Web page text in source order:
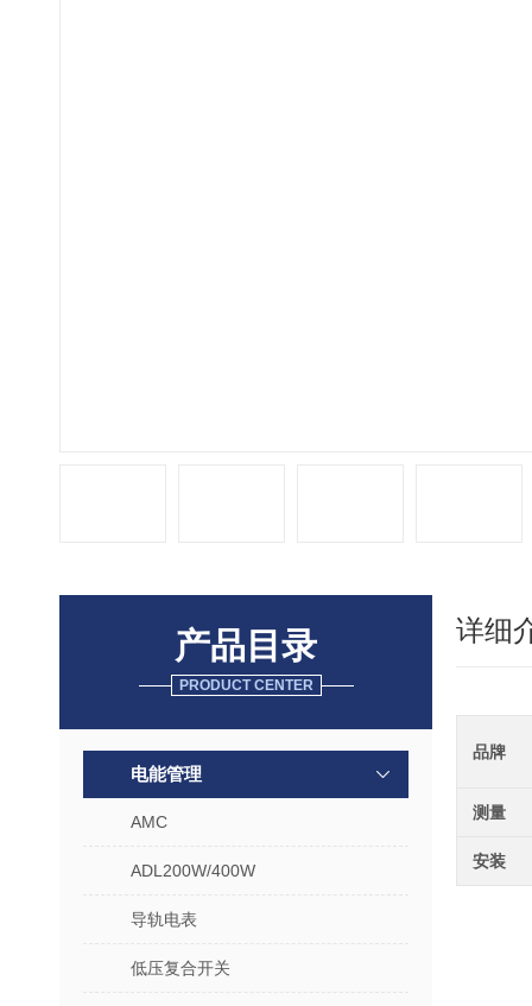
产品目录
PRODUCT CENTER
电能管理
AMC
ADL200W/400W
导轨电表
低压复合开关
详细
品牌
测量
安装